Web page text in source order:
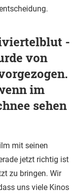
-
von
im
sehen
mit seinen
jetzt richtig ist
zu bringen. Wir
uns viele Kinos